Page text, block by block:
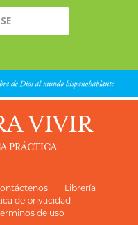
VIVIR
PRÁCTICA
Librería
de privacidad
de uso